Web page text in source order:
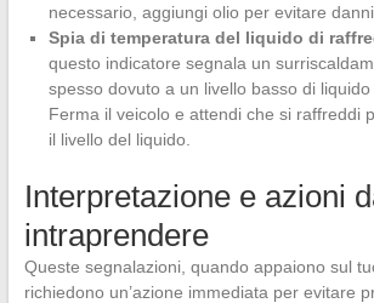
necessario, aggiungi olio per evitare
Spia di temperatura del liquido di
questo indicatore segnala un
spesso dovuto a un livello basso di liquido
Ferma il veicolo e attendi che si raffreddi
il livello del liquido.
Interpretazione e azioni
intraprendere
Queste segnalazioni, quando appaiono sul
richiedono un’azione immediata per evitare